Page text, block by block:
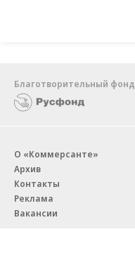
Благотворительный фонд
О «Коммерсанте»
Архив
Контакты
Реклама
Вакансии